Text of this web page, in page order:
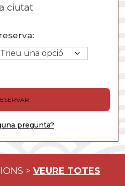
ciutat
pregunta?
> VEURE TOTES